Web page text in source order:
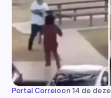
Portal Correioon 14 de